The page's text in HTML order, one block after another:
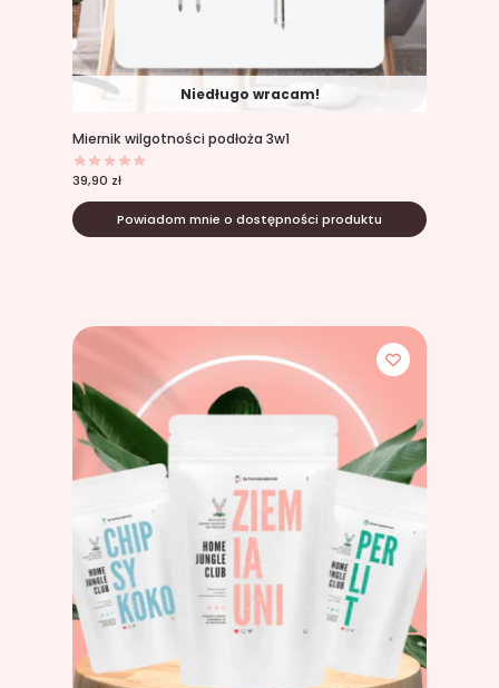
Niedługo wracam!
Miernik wilgotności podłoża 3w1
39,90 zł
Powiadom mnie o dostępności produktu